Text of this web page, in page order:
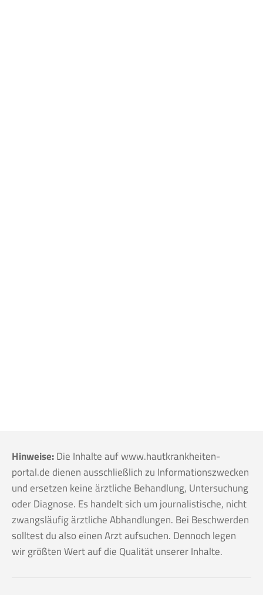
Hinweise:Die Inhalte auf www.hautkrankheiten-
portal.de dienen ausschließlich zu Informationszwecken
und ersetzen keine ärztliche Behandlung, Untersuchung
oder Diagnose. Es handelt sich um journalistische, nicht
zwangsläufig ärztliche Abhandlungen. Bei Beschwerden
solltest du also einen Arzt aufsuchen. Dennoch legen
wir größten Wert auf die Qualität unserer Inhalte.